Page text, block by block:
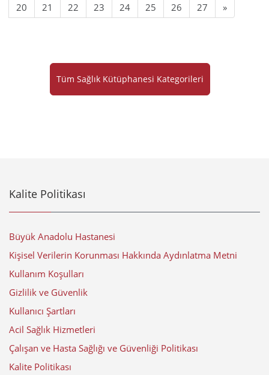
20
21 22 23 24 25 26 27 »
Tüm Sağlık Kütüphanesi Kategorileri
Kalite Politikası
Büyük Anadolu Hastanesi
Kişisel Verilerin Korunması Hakkında Aydınlatma Metni
Kullanım Koşulları
Gizlilik ve Güvenlik
Kullanıcı Şartları
Acil Sağlık Hizmetleri
Çalışan ve Hasta Sağlığı ve Güvenliği Politikası
Kalite Politikası